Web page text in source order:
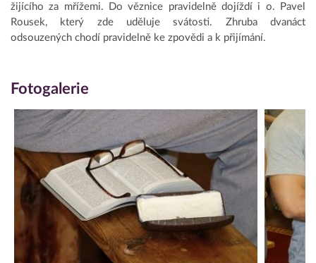
žijícího za mřížemi. Do věznice pravidelně dojíždí i o. Pavel
Rousek, který zde uděluje svátosti. Zhruba dvanáct
odsouzených chodí pravidelně ke zpovědi a k přijímání.
Fotogalerie